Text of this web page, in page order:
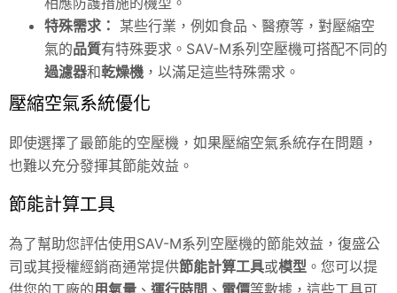
特殊需求： 某些行業，例如食品、醫療等，對壓縮空
氣的品質有特殊要求。 SAV-M系列空壓機可搭配不同的
過濾器和乾燥機 ，以滿足這些特殊需求。
壓縮空氣系統優化
即使選擇了最節能的空壓機，如果壓縮空氣系統存在問題，
也難以充分發揮其節能效益。
節能計算工具
為了幫助您評估使用SAV-M系列空壓機的節能效益，復盛公
司或其授權經銷商通常提供節能計算工具或模型 。您可以提